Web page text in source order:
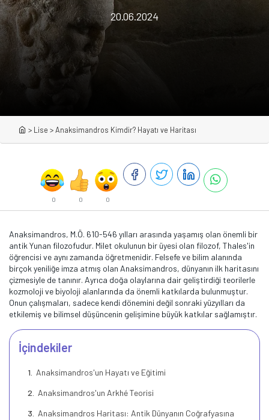
20.06.2024
> Lise >Anaksimandros Kimdir? Hayatı ve Haritası
0 0 0
Anaksimandros, M.Ö. 610-546 yılları arasında yaşamış olan önemli bir
antik Yunan filozofudur. Milet okulunun bir üyesi olan filozof, Thales'in
öğrencisi ve aynı zamanda öğretmenidir. Felsefe ve bilim alanında
birçok yeniliğe imza atmış olan Anaksimandros, dünyanın ilk haritasını
çizmesiyle de tanınır. Ayrıca doğa olaylarına dair geliştirdiği teorilerle
kozmoloji ve biyoloji alanlarında da önemli katkılarda bulunmuştur.
Onun çalışmaları, sadece kendi dönemini değil sonraki yüzyılları da
etkilemiş ve bilimsel düşüncenin gelişimine büyük katkılar sağlamıştır.
İçindekiler
Anaksimandros'un Hayatı ve Eğitimi
Anaksimandros'un Arkhé Teorisi
Anaksimandros Haritası: Antik Dünyanın Coğrafyasına